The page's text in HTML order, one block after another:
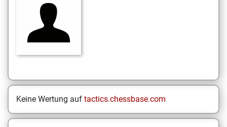
Keine Wertung auf tactics.chessbase.com